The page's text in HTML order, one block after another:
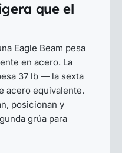
que el
Eagle Beam pesa
en acero. La
37 lb — la sexta
acero equivalente.
posicionan y
grúa para